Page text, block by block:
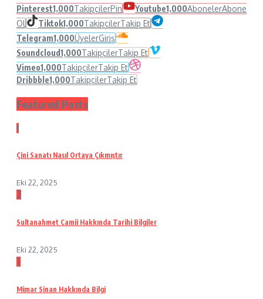
Pinterest1,000TakipçilerPin Youtube1,000AbonelerAbone
Ol
Tiktok1,000TakipçilerTakip Et
Telegram1,000ÜyelerGiriş
Soundcloud1,000TakipçilerTakip Et
Vimeo1,000TakipçilerTakip Et
Dribbble1,000TakipçilerTakip Et
Featured Posts
1
Çini Sanatı Nasıl Ortaya Çıkmıştır
Eki 22, 2025
2
Sultanahmet Camii Hakkında Tarihi Bilgiler
Eki 22, 2025
3
Mimar Sinan Hakkında Bilgi